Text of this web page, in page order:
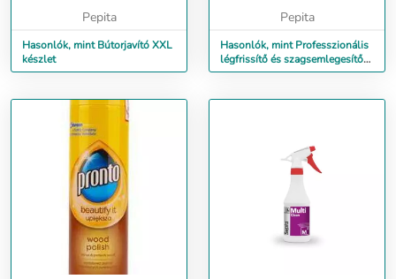
Pepita
Hasonlók, mint Bútorjavító XXL
készlet
Pepita
Hasonlók, mint Professzionális
légfrissítő és szagsemlegesítő
pumpás szóróflakon...